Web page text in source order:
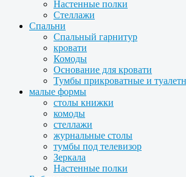
Настенные полки
Стеллажи
Спальни
Спальный гарнитур
кровати
Комоды
Основание для кровати
Тумбы прикроватные и
малые формы
столы книжки
комоды
стеллажи
журнальные столы
тумбы под телевизор
Зеркала
Настенные полки